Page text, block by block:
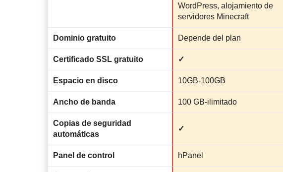
WordPress, alojamiento de
servidores Minecraft
Dominio gratuito Depende del plan
Certificado SSL gratuito ✓
Espacio en disco 10GB-100GB
Ancho de banda 100 GB-ilimitado
Copias de seguridad
automáticas
✓
Panel de control hPanel